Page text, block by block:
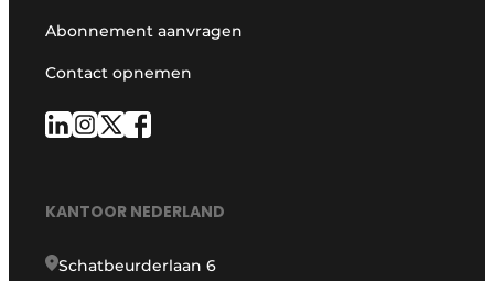
Abonnement aanvragen
Contact opnemen
KANTOOR NEDERLAND
Schatbeurderlaan 6